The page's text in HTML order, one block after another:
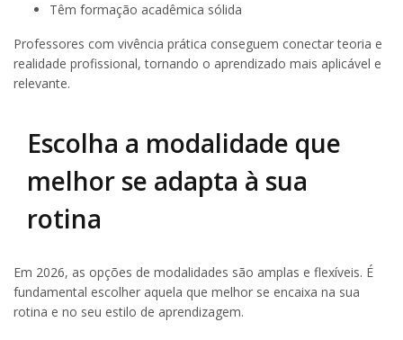
Têm formação acadêmica sólida
Professores com vivência prática conseguem conectar teoria e
realidade profissional, tornando o aprendizado mais aplicável e
relevante.
Escolha a modalidade que
melhor se adapta à sua
rotina
Em 2026, as opções de modalidades são amplas e flexíveis. É
fundamental escolher aquela que melhor se encaixa na sua
rotina e no seu estilo de aprendizagem.